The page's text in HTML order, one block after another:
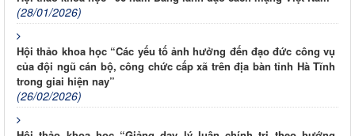
(28/01/2026)
Hội thảo khoa học “Các yếu tố ảnh hưởng đến đạo đức công vụ
của đội ngũ cán bộ, công chức cấp xã trên địa bàn tỉnh Hà Tĩnh
trong giai hiện nay”
(26/02/2026)